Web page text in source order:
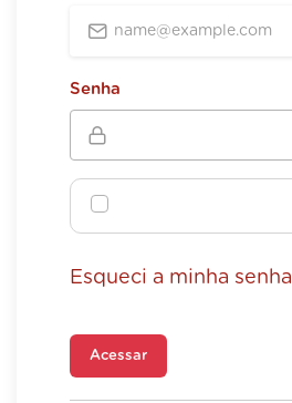
Senha
Esqueci a minha senha
Acessar